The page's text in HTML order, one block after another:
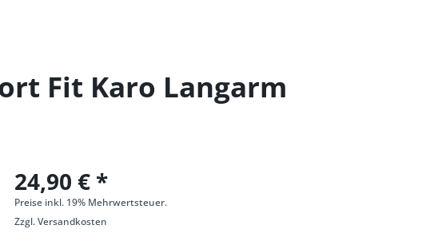
Fit Karo Langarm
24,90 € *
Preise inkl. 19% Mehrwertsteuer.
Zzgl.Versandkosten